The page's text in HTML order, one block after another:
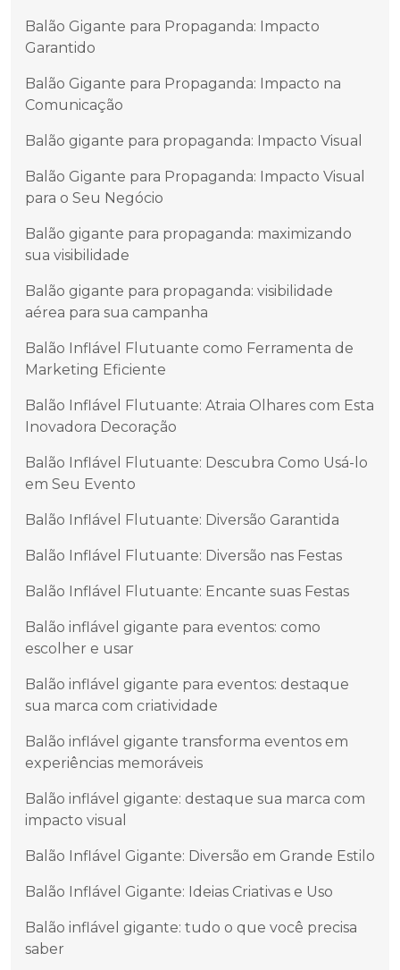
Balão Gigante para Propaganda: Impacto
Garantido
Balão Gigante para Propaganda: Impacto na
Comunicação
Balão gigante para propaganda: Impacto Visual
Balão Gigante para Propaganda: Impacto Visual
para o Seu Negócio
Balão gigante para propaganda: maximizando
sua visibilidade
Balão gigante para propaganda: visibilidade
aérea para sua campanha
Balão Inflável Flutuante como Ferramenta de
Marketing Eficiente
Balão Inflável Flutuante: Atraia Olhares com Esta
Inovadora Decoração
Balão Inflável Flutuante: Descubra Como Usá-lo
em Seu Evento
Balão Inflável Flutuante: Diversão Garantida
Balão Inflável Flutuante: Diversão nas Festas
Balão Inflável Flutuante: Encante suas Festas
Balão inflável gigante para eventos: como
escolher e usar
Balão inflável gigante para eventos: destaque
sua marca com criatividade
Balão inflável gigante transforma eventos em
experiências memoráveis
Balão inflável gigante: destaque sua marca com
impacto visual
Balão Inflável Gigante: Diversão em Grande Estilo
Balão Inflável Gigante: Ideias Criativas e Uso
Balão inflável gigante: tudo o que você precisa
saber